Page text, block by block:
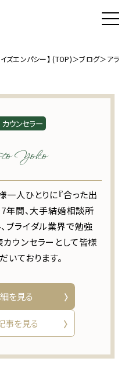
ズエンパシー】 (TOP)＞ブログ＞アラ
ウンセラー
Yoko
一人ひとりに『合った出
7年間、大手結婚相談所
ブライダル業界で勉強
ウンセラーとして皆様
いております。
を見る
事を見る
t
o
e
i